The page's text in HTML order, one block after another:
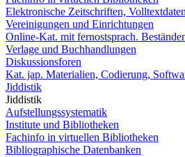
Elektronische Zeitschriften,
Vereinigungen und Einrichtungen
Online-Kat. mit fernostsprach.
Verlage und Buchhandlungen
Diskussionsforen
Kat. jap. Materialien, Codierung,
Jiddistik
Jiddistik
Aufstellungssystematik
Institute und Bibliotheken
Fachinfo in virtuellen Bibliotheken
Bibliographische Datenbanken